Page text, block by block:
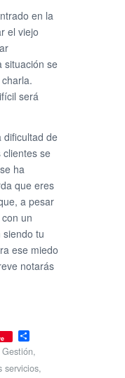
en la
el viejo
situación se
será
dificultad de
clientes se
ha
que eres
a pesar
un
siendo tu
ese miedo
notarás
Gestión,
servicios,